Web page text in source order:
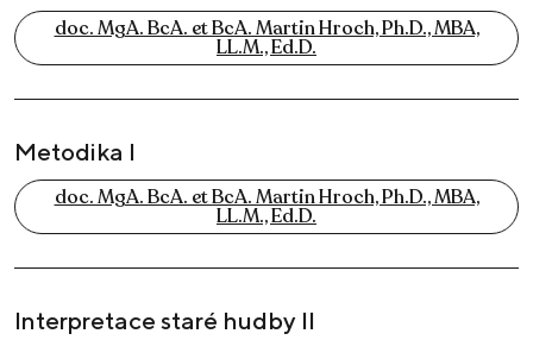
doc. MgA. BcA. et BcA. Martin Hroch, Ph.D., MBA,
LL.M., Ed.D.
Metodika I
doc. MgA. BcA. et BcA. Martin Hroch, Ph.D., MBA,
LL.M., Ed.D.
Interpretace staré hudby II